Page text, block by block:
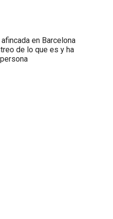
en Barcelona
de lo que es y ha